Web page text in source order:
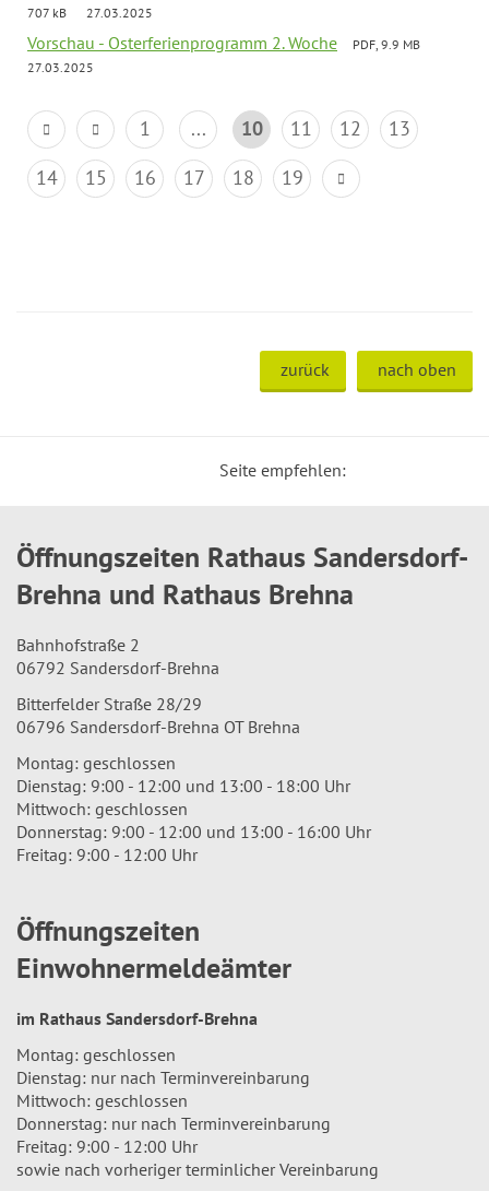
707 kB
27.03.2025
Vorschau - Osterferienprogramm 2. Woche
PDF, 9.9 MB
27.03.2025
1 ... 10 11 12
13
14
15 16 17 18 19
zurück nach oben
Seite empfehlen:
Öffnungszeiten Rathaus Sandersdorf-
Brehna und Rathaus Brehna
Bahnhofstraße 2
06792 Sandersdorf-Brehna
Bitterfelder Straße 28/29
06796 Sandersdorf-Brehna OT Brehna
Montag: geschlossen
Dienstag: 9:00 - 12:00 und 13:00 - 18:00 Uhr
Mittwoch: geschlossen
Donnerstag: 9:00 - 12:00 und 13:00 - 16:00 Uhr
Freitag: 9:00 - 12:00 Uhr
Öffnungszeiten
Einwohnermeldeämter
im Rathaus Sandersdorf-Brehna
Montag: geschlossen
Dienstag: nur nach Terminvereinbarung
Mittwoch: geschlossen
Donnerstag: nur nach Terminvereinbarung
Freitag: 9:00 - 12:00 Uhr
sowie nach vorheriger terminlicher Vereinbarung